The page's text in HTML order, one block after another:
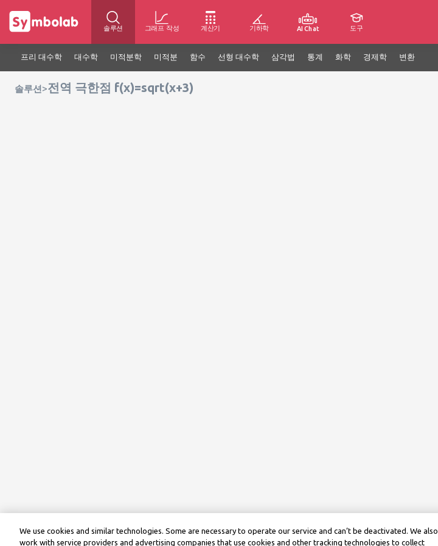
솔루션 그래프 작성 계산기 기하학 AI Chat 도구
프리 대수학 대수학 미적분학 미적분 함수 선형 대수학 삼각법 통계 화학 경제학 변환
솔루션 >전역 극한점 f(x)=sqrt(x+3)
We use cookies and similar technologies. Some are necessary to operate our service and can’t be deactivated. We also
work with service providers and advertising companies that use cookies and other tracking technologies to collect